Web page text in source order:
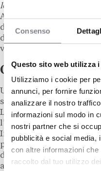
Consenso
Questo sito web utilizza
Utilizziamo i cookie per
annunci, per fornire
analizzare il nostro
informazioni sul modo in
nostri partner che si
pubblicità e social media,
con altre informazioni
raccolto dal tuo utilizzo
locazione commerciale
Allo stesso tempo, il
documento che illustri
dell’ultimo anno
vendita dell’attività o di
Obblighi
Una volta firmato l’atto
soggetto a una serie di
L’atto di vendita deve
l’ufficio di registrazione
Inoltre, l’acquirente
presso l’ufficio delle
determinare le imposte
aggiuntive applicabili.